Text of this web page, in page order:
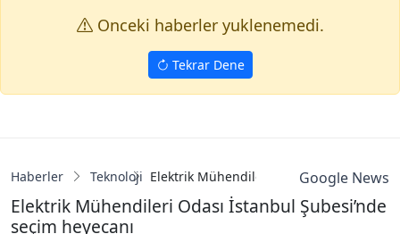
Onceki haberler yuklenemedi.
Tekrar Dene
Haberler Teknoloji Elektrik Mühendileri Odası İstanbul
Google News
Elektrik Mühendileri Odası İstanbul Şubesi’nde
seçim heyecanı